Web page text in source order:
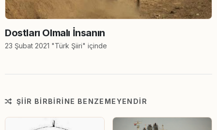
Dostları Olmalı İnsanın
23 Şubat 2021 "Türk Şiiri" içinde
ŞIIR BIRBIRINE BENZEMEYENDIR